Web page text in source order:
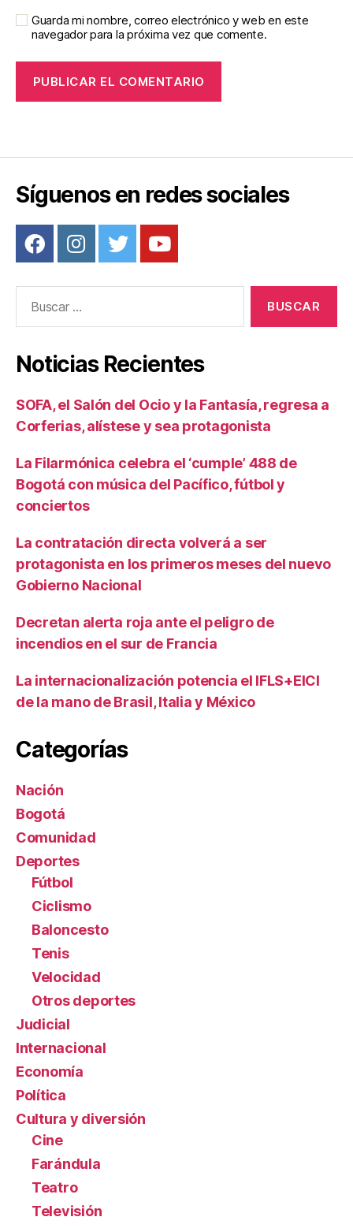
Guarda mi nombre, correo electrónico y web en este
navegador para la próxima vez que comente.
Síguenos en redes sociales
Noticias Recientes
SOFA, el Salón del Ocio y la Fantasía, regresa a
Corferias, alístese y sea protagonista
La Filarmónica celebra el ‘cumple’ 488 de
Bogotá con música del Pacífico, fútbol y
conciertos
La contratación directa volverá a ser
protagonista en los primeros meses del nuevo
Gobierno Nacional
Decretan alerta roja ante el peligro de
incendios en el sur de Francia
La internacionalización potencia el IFLS+EICI
de la mano de Brasil, Italia y México
Categorías
Nación
Bogotá
Comunidad
Deportes
Fútbol
Ciclismo
Baloncesto
Tenis
Velocidad
Otros deportes
Judicial
Internacional
Economía
Política
Cultura y diversión
Cine
Farándula
Teatro
Televisión